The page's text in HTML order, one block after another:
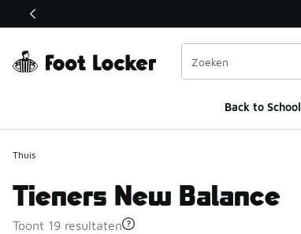
Deze link wordt geopend in een nieuw venster
Back to School
Thuis
Tieners New Balance
Toont 19 resultaten